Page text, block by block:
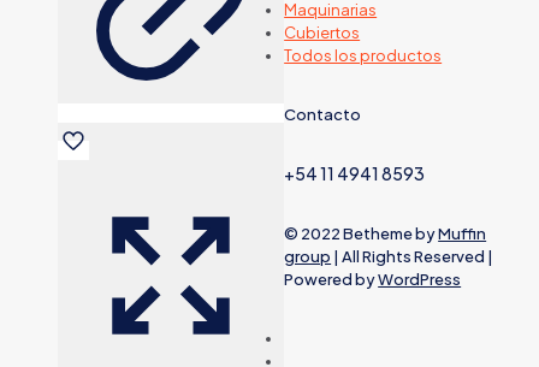
Maquinarias
Cubiertos
Todos los productos
Contacto
+54 11 4941 8593
© 2022 Betheme byMuffin
group | All Rights Reserved |
Powered byWordPress